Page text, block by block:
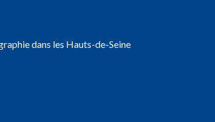
dans les Hauts-de-Seine